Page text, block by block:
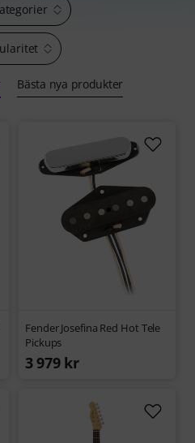
Bästa nya produkter
Fender Josefina Red Hot Tele
Pickups
3 979 kr